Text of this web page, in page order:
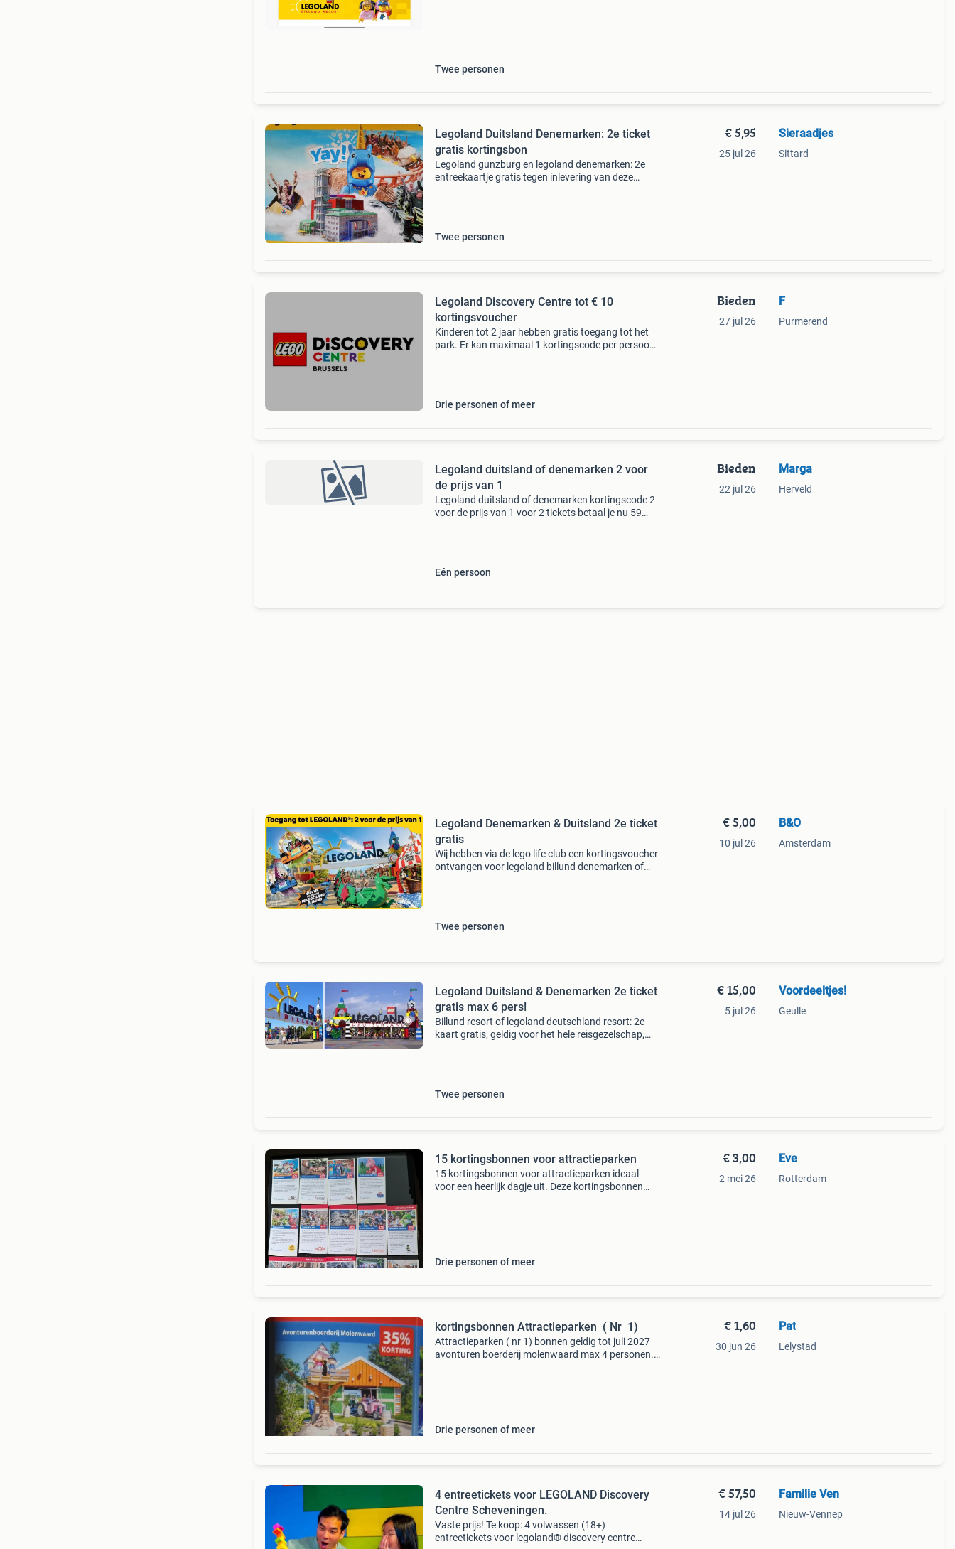
Twee personen
Legoland Duitsland Denemarken: 2e ticket
gratis kortingsbon
Legoland gunzburg en legoland denemarken: 2e
entreekaartje gratis tegen inlevering van deze
Twee personen
€ 5,95
25 jul 26
Sieraadjes
Sittard
Legoland Discovery Centre tot € 10
kortingsvoucher
Kinderen tot 2 jaar hebben gratis toegang tot het
park. Er kan maximaal 1 kortingscode per persoon
Drie personen of meer
Bieden
27 jul 26
F
Purmerend
Legoland duitsland of denemarken 2 voor
de prijs van 1
Legoland duitsland of denemarken kortingscode 2
voor de prijs van 1 voor 2 tickets betaal je nu 59
Eén persoon
Bieden
22 jul 26
Marga
Herveld
Legoland Denemarken & Duitsland 2e ticket
gratis
Wij hebben via de lego life club een kortingsvoucher
ontvangen voor legoland billund denemarken of
Twee personen
€ 5,00
10 jul 26
B&O
Amsterdam
Legoland Duitsland & Denemarken 2e ticket
gratis max 6 pers!
Billund resort of legoland deutschland resort: 2e
kaart gratis, geldig voor het hele reisgezelschap,
Twee personen
€ 15,00
5 jul 26
Voordeeltjes!
Geulle
15 kortingsbonnen voor attractieparken
15 kortingsbonnen voor attractieparken ideaal
voor een heerlijk dagje uit. Deze kortingsbonnen
Drie personen of meer
€ 3,00
2 mei 26
Eve
Rotterdam
kortingsbonnen Attractieparken ( Nr 1)
Attractieparken ( nr 1) bonnen geldig tot juli 2027
avonturen boerderij molenwaard max 4 personen.
Drie personen of meer
€ 1,60
30 jun 26
Pat
Lelystad
4 entreetickets voor LEGOLAND Discovery
Centre Scheveningen.
Vaste prijs! Te koop: 4 volwassen (18+)
entreetickets voor legoland® discovery centre
€ 57,50
14 jul 26
Familie Ven
Nieuw-Vennep